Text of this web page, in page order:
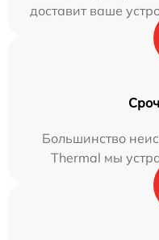
доставит ваше
Большинство
Thermal мы